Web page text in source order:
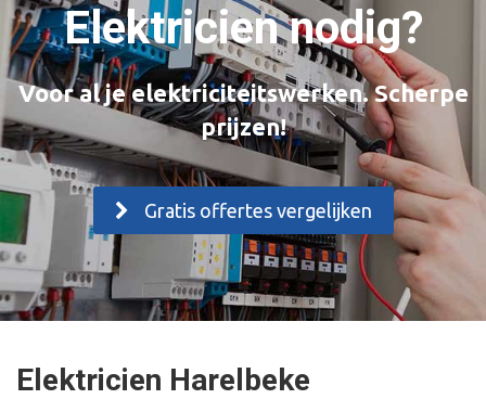
Elektricien nodig?
Voor al je elektriciteitswerken. Scherpe
prijzen!
Gratis offertes vergelijken
Elektricien Harelbeke